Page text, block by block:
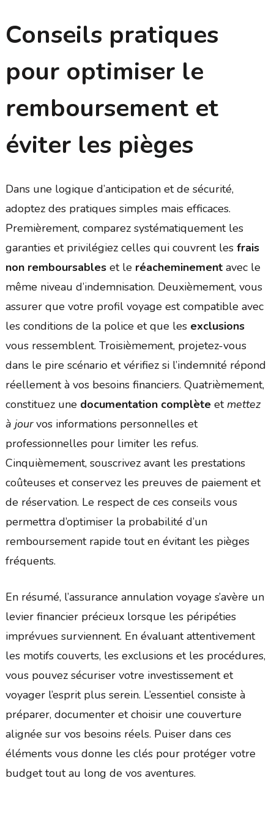
Conseils pratiques
pour optimiser le
remboursement et
éviter les pièges
Dans une logique d’anticipation et de sécurité,
adoptez des pratiques simples mais efficaces.
Premièrement, comparez systématiquement les
garanties et privilégiez celles qui couvrent les frais
non remboursableset le réacheminementavec le
même niveau d’indemnisation. Deuxièmement, vous
assurer que votre profil voyage est compatible avec
les conditions de la police et que les exclusions
vous ressemblent. Troisièmement, projetez-vous
dans le pire scénario et vérifiez si l’indemnité répond
réellement à vos besoins financiers. Quatrièmement,
constituez une documentation complèteetmettez
à jourvos informations personnelles et
professionnelles pour limiter les refus.
Cinquièmement, souscrivez avant les prestations
coûteuses et conservez les preuves de paiement et
de réservation. Le respect de ces conseils vous
permettra d’optimiser la probabilité d’un
remboursement rapide tout en évitant les pièges
fréquents.
En résumé, l’assurance annulation voyage s’avère un
levier financier précieux lorsque les péripéties
imprévues surviennent. En évaluant attentivement
les motifs couverts, les exclusions et les procédures,
vous pouvez sécuriser votre investissement et
voyager l’esprit plus serein. L’essentiel consiste à
préparer, documenter et choisir une couverture
alignée sur vos besoins réels. Puiser dans ces
éléments vous donne les clés pour protéger votre
budget tout au long de vos aventures.